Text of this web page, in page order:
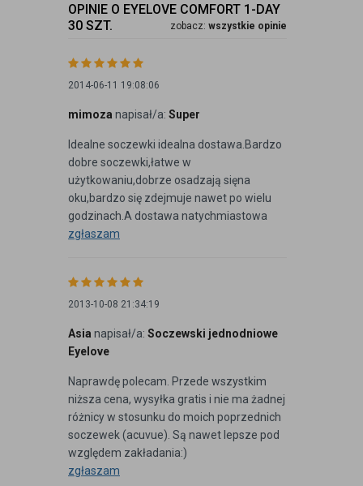
OPINIE O EYELOVE COMFORT 1-DAY
30 SZT.
zobacz: wszystkie opinie
2014-06-11 19:08:06
mimoza napisał/a: Super
Idealne soczewki idealna dostawa.Bardzo
dobre soczewki,łatwe w
użytkowaniu,dobrze osadzają sięna
oku,bardzo się zdejmuje nawet po wielu
godzinach.A dostawa natychmiastowa
zgłaszam
2013-10-08 21:34:19
Asia napisał/a: Soczewski jednodniowe
Eyelove
Naprawdę polecam. Przede wszystkim
niższa cena, wysyłka gratis i nie ma żadnej
różnicy w stosunku do moich poprzednich
soczewek (acuvue). Są nawet lepsze pod
względem zakładania:)
zgłaszam